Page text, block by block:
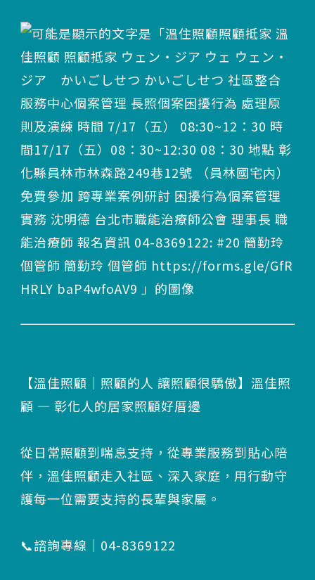
【溫佳照顧｜照顧的人 讓照顧很驕傲】溫佳照
顧 — 彰化人的居家照顧好厝邊
從日常照顧到喘息支持，從專業服務到貼心陪
伴，溫佳照顧走入社區、深入家庭，用行動守
護每一位需要支持的長輩與家屬。
📞諮詢專線｜04-8369122